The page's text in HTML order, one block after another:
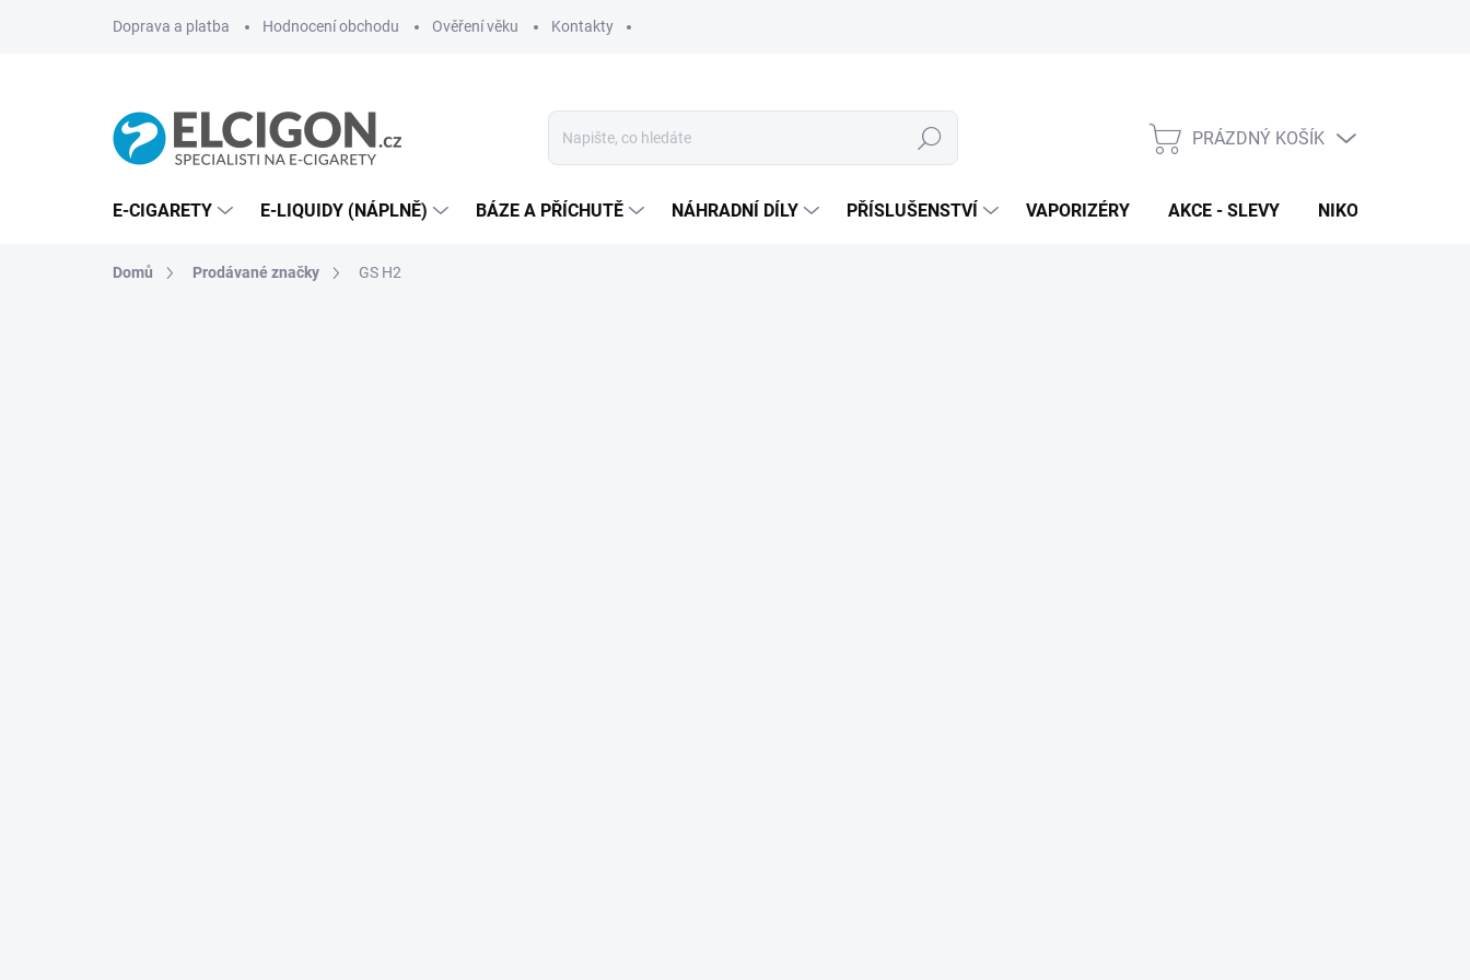
Doprava a platba Hodnocení obchodu Ověření věku Kontakty
Hledat
NÁKUPNÍ
PRÁZDNÝ KOŠÍK
E-CIGARETY E-LIQUIDY (NÁPLNĚ) BÁZE A PŘÍCHUTĚ NÁHRADNÍ DÍLY PŘÍSLUŠENSTVÍ VAPORIZÉRY AKCE - SLEVY NIKOTINOVÉ
Domů Prodávané značky GS H2